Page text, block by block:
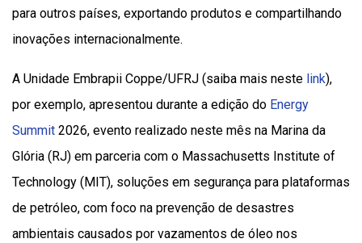
para outros países, exportando produtos e compartilhando
inovações internacionalmente.
A Unidade Embrapii Coppe/UFRJ (saiba mais neste link),
por exemplo, apresentou durante a edição do Energy
Summit 2026, evento realizado neste mês na Marina da
Glória (RJ) em parceria com o Massachusetts Institute of
Technology (MIT), soluções em segurança para plataformas
de petróleo, com foco na prevenção de desastres
ambientais causados por vazamentos de óleo nos